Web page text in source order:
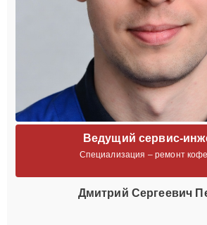
Ведущий сервис-
Специализация – ремонт
Дмитрий Сергеевич